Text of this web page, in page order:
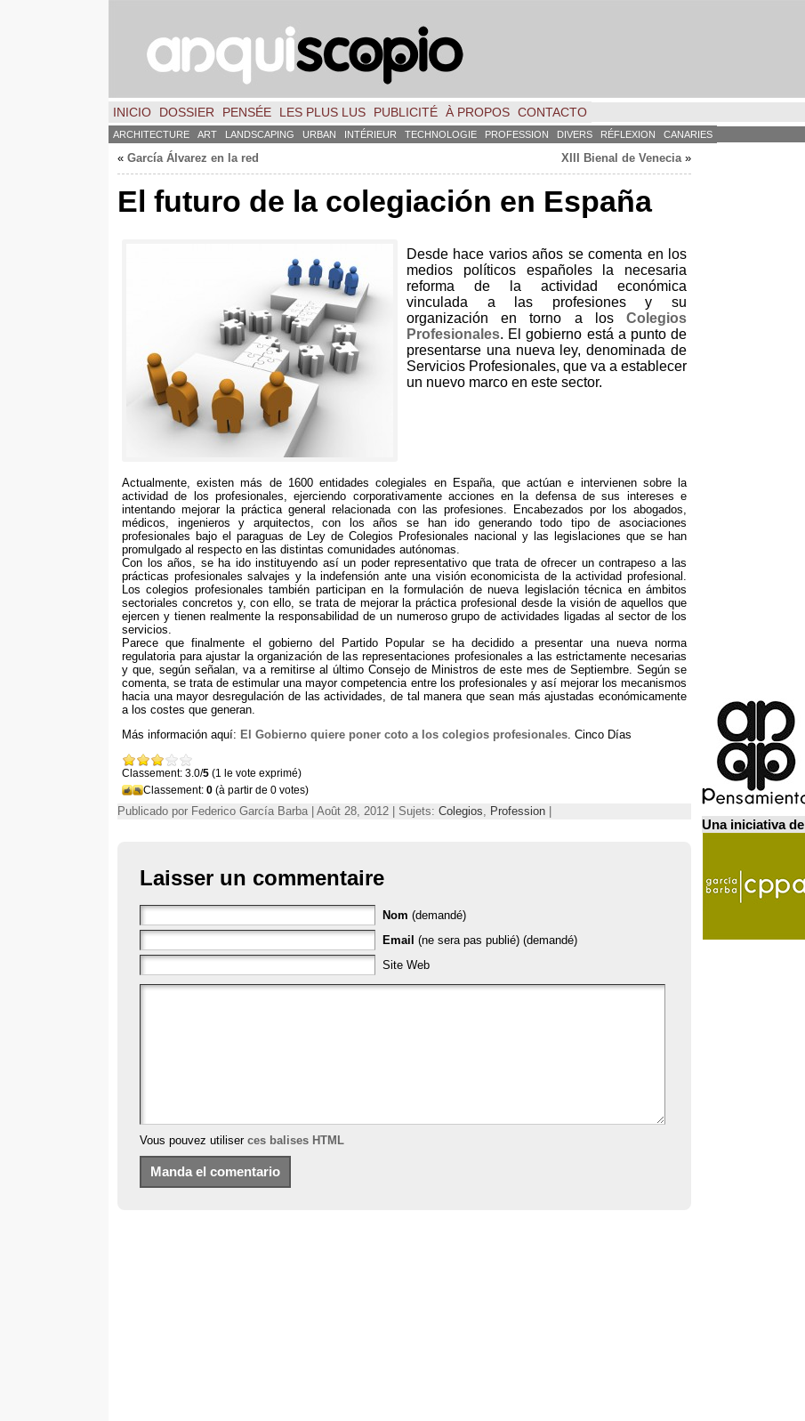
INICIO DOSSIER PENSÉE LES PLUS LUS PUBLICITÉ À PROPOS CONTACTO
ARCHITECTURE ART LANDSCAPING URBAN INTÉRIEUR TECHNOLOGIE PROFESSION DIVERS RÉFLEXION CANARIES
« García Álvarez en la red XIII Bienal de Venecia»
El futuro de la colegiación en España
Desde hace varios años se comenta en los
medios políticos españoles la necesaria
reforma de la actividad económica
vinculada a las profesiones y su
organización en torno a los
Colegios
Profesionales. El gobierno está a punto de
presentarse una nueva ley,denominada de
Servicios Profesionales, que va a establecer
un nuevo marco en este sector.
Actualmente ,existen más de1600entidades colegiales en España, que actúan e intervienen sobre la
actividad de los profesionales ,ejerciendo corporativamente acciones en la defensa de sus intereses e
intentando mejorar la práctica general relacionada con las profesiones
Encabezados por los abogados
médicos
ingenieros y arquitectos ,con los años se han ido generando todo tipo de asociaciones
profesionales bajo el paraguas de Ley de Colegios Profesionales nacional y las legislaciones que se han
promulgado al respecto en las distintas comunidades autónomas
Con los años
se ha ido instituyendo así un poder representativo que trata de ofrecer un contrapeso a las
prácticas profesionales salvajes y la indefensión ante una visión economicista de la actividad profesional
Los colegios profesionales también participan en la formulación de nueva legislación técnica en ámbitos
sectoriales concretos y,con ello ,se trata de mejorar la práctica profesional desde la visión de aquellos que
ejercen y tienen realmente la responsabilidad de un numeroso grupo de actividades ligadas al sector de los
servicios
Parece que finalmente el gobierno del Partido Popular se ha decidido a presentar una nueva norma
regulatoria para ajustar la organización de las representaciones profesionales a las estrictamente necesarias
y que según señalan va a remitirse al último Consejo de Ministros de este mes de Septiembre Según se
comenta ,se trata de estimular una mayor competencia entre los profesionales y así mejorar los mecanismos
hacia una mayor desregulación de las actividades ,de tal manera que sean más ajustadas económicamente
a los costes que generan
Más información aquí: El Gobierno quiere poner coto a los colegios profesionales Cinco Días
Classement: 3.0/5 (1 le vote exprimé)
Classement: 0 (à partir de 0 votes)
Publicado por Federico García Barba | Août 28, 2012 | Sujets: Colegios Profession |
Laisser un commentaire
Nom (demandé)
Email (ne sera pas publié) (demandé)
Site Web
Vous pouvez utiliser ces balises HTML
Una iniciativa de